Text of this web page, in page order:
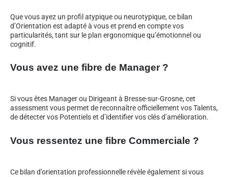
Que vous ayez un profil atypique ou neurotypique, ce bilan
d’Orientation est adapté à vous et prend en compte vos
particularités, tant sur le plan ergonomique qu’émotionnel ou
cognitif.
Vous avez une fibre de Manager ?
Si vous êtes Manager ou Dirigeant à Bresse-sur-Grosne, cet
assessment vous permet de reconnaître officiellement vos Talents,
de détecter vos Potentiels et d’identifier vos clés d’amélioration.
Vous ressentez une fibre Commerciale ?
Ce bilan d’orientation professionnelle révèle également si vous